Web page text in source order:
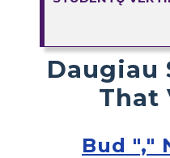
Daugiau
That
Bud ","